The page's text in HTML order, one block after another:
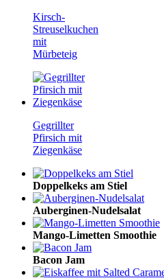
Kirsch-
Streuselkuchen
mit
Mürbeteig
Gegrillter
Pfirsich mit
Ziegenkäse
Doppelkeks am Stiel
Auberginen-Nudelsalat
Mango-Limetten Smoothie
Bacon Jam